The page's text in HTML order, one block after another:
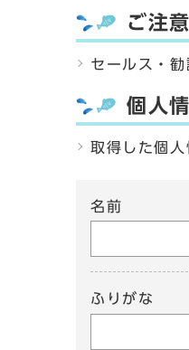
ご注意
セールス・
個人
取得した個
名前
ふりがな